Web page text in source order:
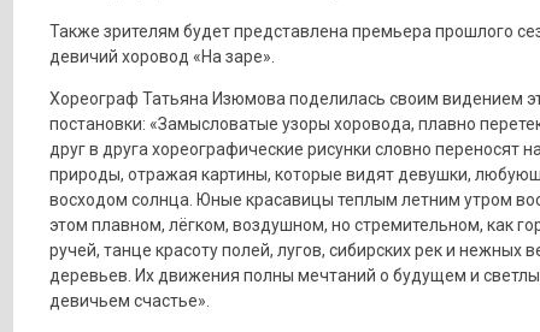
Также зрителям будет представлена премьера прошлого
девичий хоровод «На заре».
Хореограф Татьяна Изюмова поделилась своим видением
постановки: «Замысловатые узоры хоровода, плавно
друг в друга хореографические рисунки словно переносят
природы, отражая картины, которые видят девушки,
восходом солнца. Юные красавицы теплым летним утром
этом плавном, лёгком, воздушном, но стремительном, как
ручей, танце красоту полей, лугов, сибирских рек и нежных
деревьев. Их движения полны мечтаний о будущем и
девичьем счастье».